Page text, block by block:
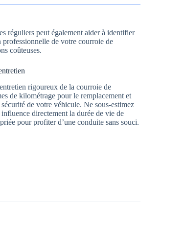
réguliers peut également aider à identifier
de votre courroie de
coûteuses.
rigoureux de la courroie de
de kilométrage pour le remplacement et
de votre véhicule. Ne sous-estimez
directement la durée de vie de
pour profiter d’une conduite sans souci.